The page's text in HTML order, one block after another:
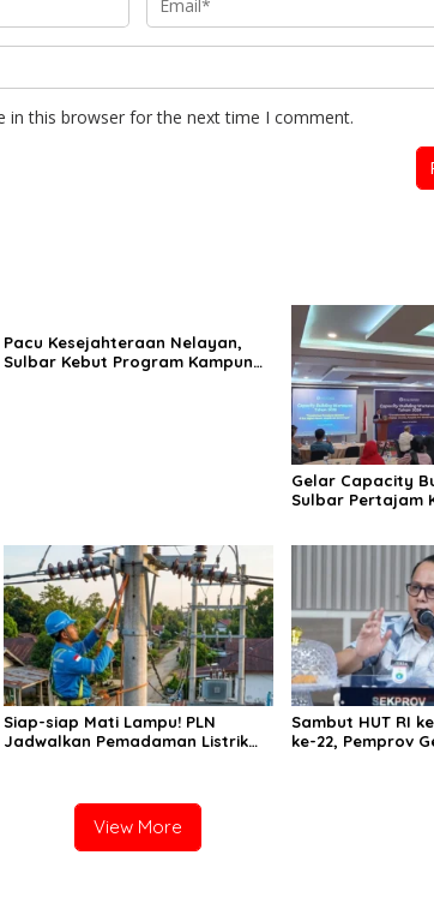
in this browser for the next time I comment.
Pacu Kesejahteraan Nelayan,
Sulbar Kebut Program Kampung
Gelar Capacity
Sulbar Pertajam
Siap-siap Mati Lampu! PLN
Jadwalkan Pemadaman Listrik
Sambut HUT RI
ke-22, Pemprov
View More